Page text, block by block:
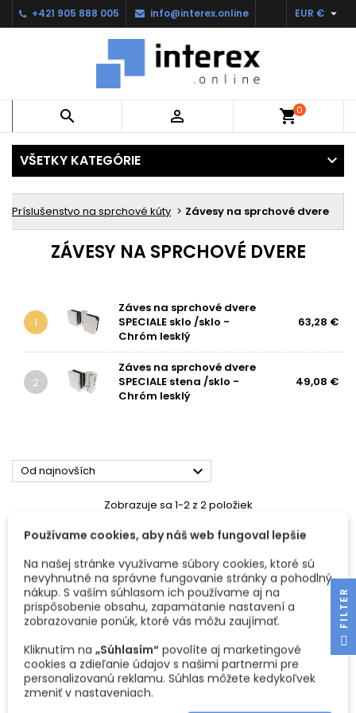
+421 905 888 005 info@interex.online EUR € 
  shopping_cart0
VŠETKY KATEGÓRIE
Príslušenstvo na sprchové kúty Závesy na sprchové dvere
ZÁVESY NA SPRCHOVÉ DVERE
1
Záves na sprchové dvere
SPECIALE sklo /sklo -
Chróm lesklý
63,28 €
2
Záves na sprchové dvere
SPECIALE stena /sklo -
Chróm lesklý
49,08 €
Od najnovších 
Zobrazuje sa 1-2 z 2 položiek
ZÁVES NA SPRCHOVÉ
Používame cookies, aby náš web fungoval lepšie
Na našej stránke využívame súbory cookies, ktoré sú
nevyhnutné na správne fungovanie stránky a pohodlný
nákup. S vaším súhlasom ich používame aj na
prispôsobenie obsahu, zapamätanie nastavení a
zobrazovanie ponúk, ktoré vás môžu zaujímať.
Kliknutím na „Súhlasím“ povolíte aj marketingové
cookies a zdieľanie údajov s našimi partnermi pre
personalizovanú reklamu. Súhlas môžete kedykoľvek
zmeniť v nastaveniach.
R